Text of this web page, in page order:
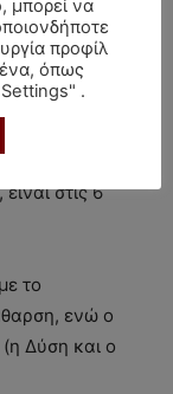
τετράγωνο με
φωτιά που
πόλης, δηλαδή
, είναι στις 6
το
ενώ ο
Δύση και ο
μπορεί να
προφίλ
όπως
.